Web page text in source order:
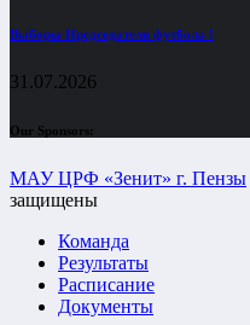
Выборы Председателя футбола !
31.07.2026
Our Sponsors:
МАУ ЦРФ «Зенит» г. Пензы
защищены
Команда
Результаты
Расписание
Документы